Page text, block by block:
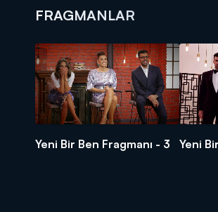
FRAGMANLAR
Yeni Bir Ben Fragmanı - 3 Yeni